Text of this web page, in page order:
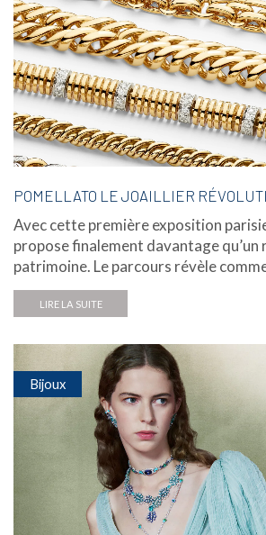
POMELLATO LE JOAILLIER
Avec cette première exposition
propose finalement davantage qu’un
patrimoine. Le parcours révèle
LIRE LA SUITE
Bijoux